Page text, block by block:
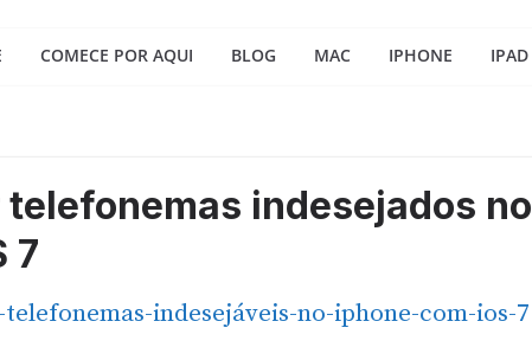
COMECE POR AQUI BLOG MAC IPHONE IPAD
indesejados no
7